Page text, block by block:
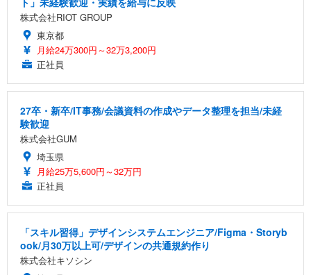
株式会社RIOT GROUP
東京都
月給24万300円～32万3,200円
正社員
27卒・新卒/IT事務/会議資料の作成やデータ整理を担当/未経
験歓迎
株式会社GUM
埼玉県
月給25万5,600円～32万円
正社員
「スキル習得」デザインシステムエンジニア/Figma・Storyb
ook/月30万以上可/デザインの共通規約作り
株式会社キソシン